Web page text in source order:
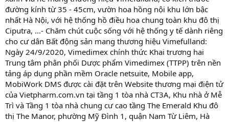
đường kính từ 35 - 45cm, vườn hoa hồng nội khu lớn bậc
nhất Hà Nội, với hệ thống hồ điều hoa chung toàn khu đô thị
Ciputra, ...- Chăm chút cuộc sống với hệ thống y tế dành riêng
cho cư dân Bất động sản mang thương hiệu Vimefulland:
Ngày 24/9/2020, Vimedimex chính thức Khai trương hai
Trung tâm phân phối Dược phẩm Vimedimex (TTPP) trên nền
tảng áp dụng phần mềm Oracle netsuite, Mobile app,
MobiWork DMS được cài đặt trên Website thương mại điện tử
của Vietpharm.com.vn tại tầng 1 tòa nhà CT3A, Khu nhà ở Mễ
Trì và Tầng 1 tòa nhà chung cư cao tầng The Emerald Khu đô
thị The Manor, phường Mỹ Đình 1, quận Nam Từ Liêm, Hà